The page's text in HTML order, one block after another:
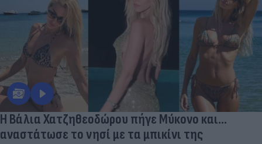
Η Βάλια Χατζηθεοδώρου πήγε Μύκονο και...
αναστάτωσε το νησί με τα μπικίνι της